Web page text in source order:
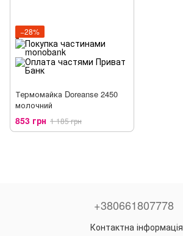
−28%
Термомайка Doreanse 2450
молочний
853 грн 1 185 грн
+380661807778
Контактна інформація